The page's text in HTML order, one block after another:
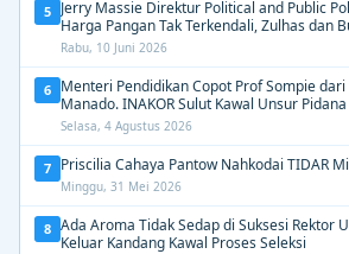
5 Jerry Massie Direktur Political and Public
Harga Pangan Tak Terkendali, Zulhas dan
Dipertahankan”
Rabu, 10 Juni 2026
6 Menteri Pendidikan Copot Prof Sompie
Manado. INAKOR Sulut Kawal Unsur
Aroma Busuk di Suksesi Rektor
Selasa, 4 Agustus 2026
7 Priscilia Cahaya Pantow Nahkodai TIDAR
Minggu, 31 Mei 2026
8 Ada Aroma Tidak Sedap di Suksesi Rektor
Keluar Kandang Kawal Proses Seleksi